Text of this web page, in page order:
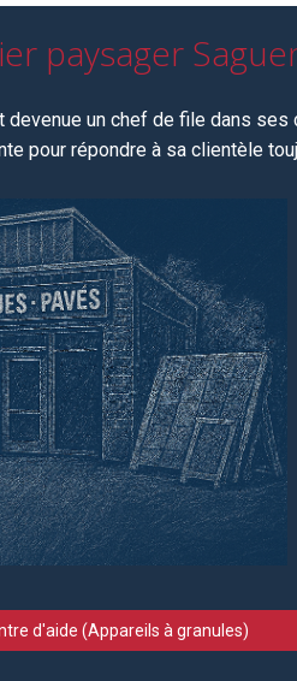
paysager
devenue un chef de file dans ses
pour répondre à sa clientèle
d'aide (Appareils à granules)